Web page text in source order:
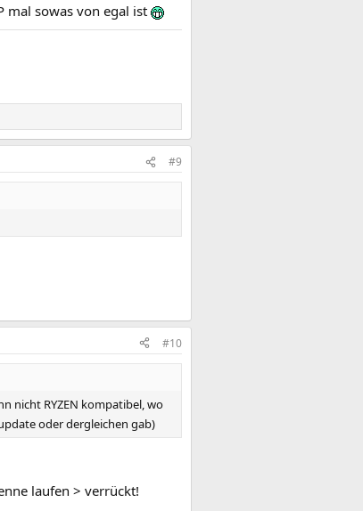
mal sowas von egal ist
#9
#10
nicht RYZEN kompatibel, wo
oder dergleichen gab)
laufen > verrückt!